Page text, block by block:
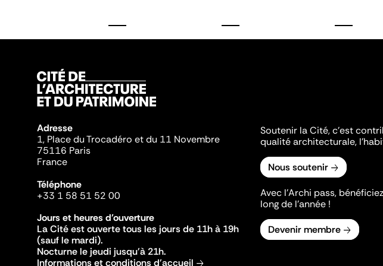
Adresse
1, Place du Trocadéro et du 11 Novembre
75116 Paris
France
Téléphone
+33 1 58 51 52 00
Jours et heures d'ouverture
La Cité est ouverte tous les jours de 11h à 19h
(sauf le mardi).
Nocturne le jeudi jusqu'à 21h.
Informations et conditions d'accueil
Soutenir la Cité, c'est
qualité architecturale,
Nous soutenir
Avec l’Archi pass,
long de l’année !
Devenir membre